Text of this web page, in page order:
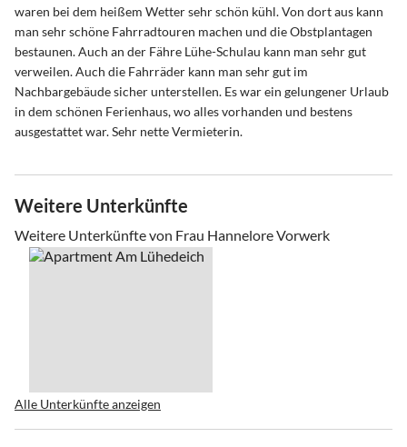
waren bei dem heißem Wetter sehr schön kühl. Von dort aus kann
man sehr schöne Fahrradtouren machen und die Obstplantagen
bestaunen. Auch an der Fähre Lühe-Schulau kann man sehr gut
verweilen. Auch die Fahrräder kann man sehr gut im
Nachbargebäude sicher unterstellen. Es war ein gelungener Urlaub
in dem schönen Ferienhaus, wo alles vorhanden und bestens
ausgestattet war. Sehr nette Vermieterin.
Weitere Unterkünfte
Weitere Unterkünfte von Frau Hannelore Vorwerk
Alle Unterkünfte anzeigen